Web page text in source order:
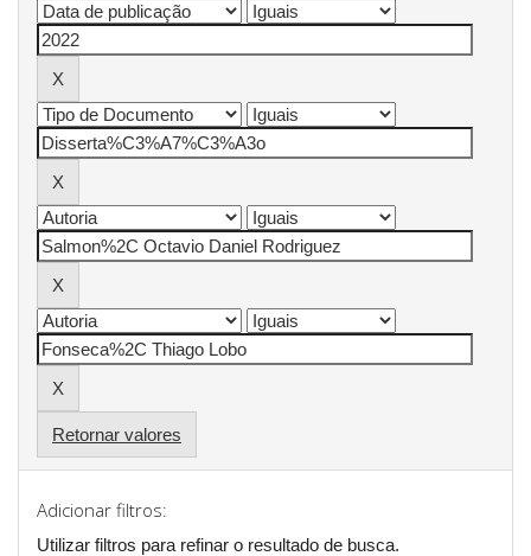
Retornar valores
Adicionar filtros:
Utilizar filtros para refinar o resultado de busca.